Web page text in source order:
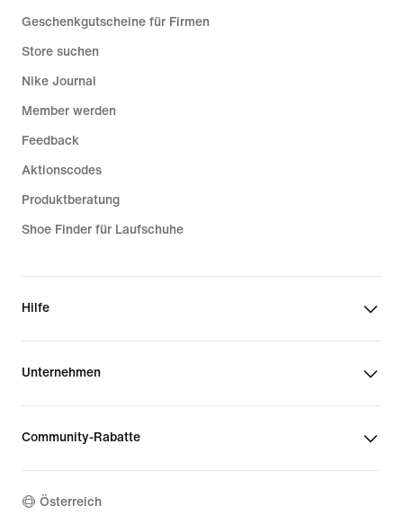
Geschenkgutscheine für Firmen
Store suchen
Nike Journal
Member werden
Feedback
Aktionscodes
Produktberatung
Shoe Finder für Laufschuhe
Hilfe
Unternehmen
Community-Rabatte
Österreich